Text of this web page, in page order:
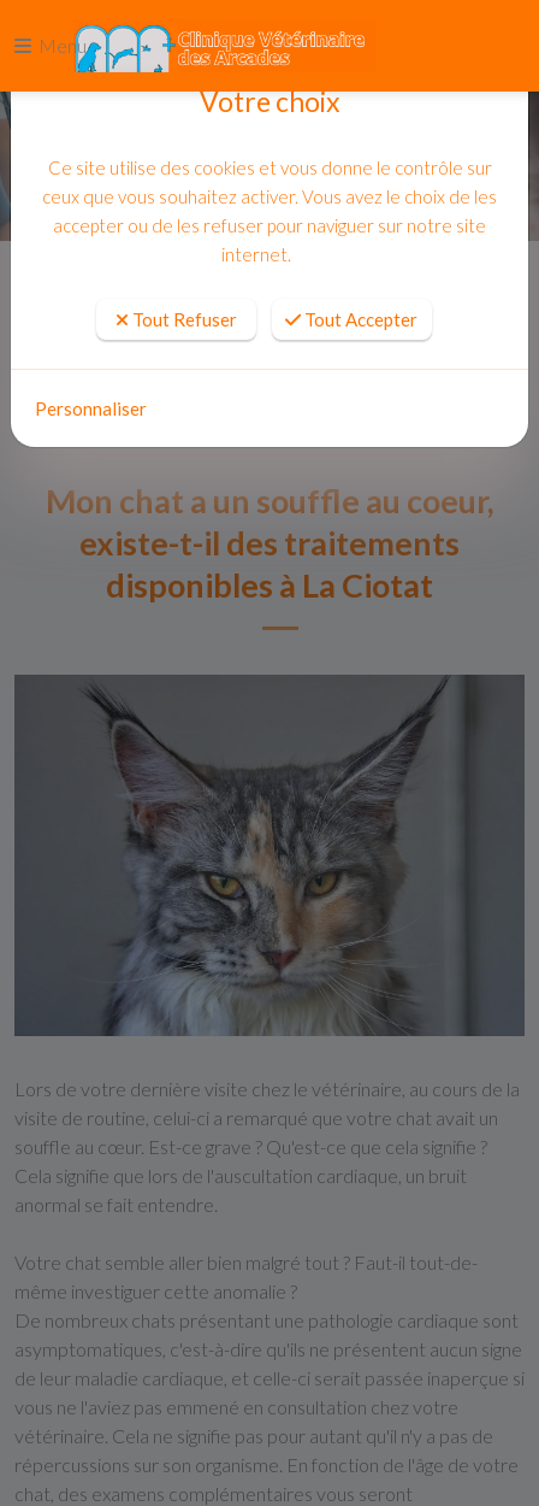
Menu
Mon chat a un souffle au coeur,
existe-t-il des traitements
disponibles à La Ciotat
Lors de votre dernière visite chez le vétérinaire, au cours de la
visite de routine, celui-ci a remarqué que votre chat avait un
souffle au cœur. Est-ce grave ? Qu'est-ce que cela signifie ?
Cela signifie que lors de l'auscultation cardiaque, un bruit
anormal se fait entendre.
Votre chat semble aller bien malgré tout ? Faut-il tout-de-
même investiguer cette anomalie ?
De nombreux chats présentant une pathologie cardiaque sont
asymptomatiques, c'est-à-dire qu'ils ne présentent aucun signe
de leur maladie cardiaque, et celle-ci serait passée inaperçue si
vous ne l'aviez pas emmené en consultation chez votre
vétérinaire. Cela ne signifie pas pour autant qu'il n'y a pas de
répercussions sur son organisme. En fonction de l'âge de votre
chat, des examens complémentaires vous seront
Votre choix
Ce site utilise des cookies et vous donne le contrôle sur
ceux que vous souhaitez activer. Vous avez le choix de les
accepter ou de les refuser pour naviguer sur notre site
internet.
Tout Refuser Tout Accepter
Personnaliser